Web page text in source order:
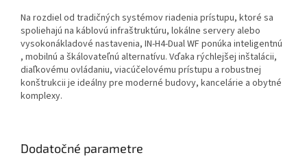
Na rozdiel od tradičných systémov riadenia prístupu, ktoré sa
spoliehajú na káblovú infraštruktúru, lokálne servery alebo
vysokonákladové nastavenia, IN-H4-Dual WF ponúka inteligentnú
, mobilnú a škálovateľnú alternatívu. Vďaka rýchlejšej inštalácii,
diaľkovému ovládaniu, viacúčelovému prístupu a robustnej
konštrukcii je ideálny pre moderné budovy, kancelárie a obytné
komplexy.
Dodatočné parametre